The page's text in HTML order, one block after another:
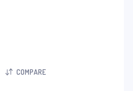
COMPARE